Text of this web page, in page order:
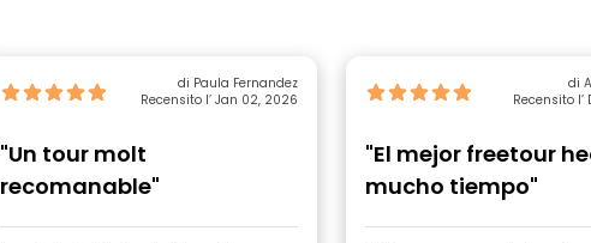
di Paula Fernandez
Recensito l’ Jan 02, 2026
"Un tour molt
recomanable"
di
Recensito l’
"El mejor freetour
mucho tiempo"